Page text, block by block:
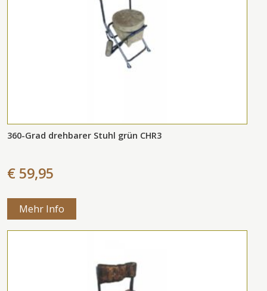
360-Grad drehbarer Stuhl grün CHR3
€ 59,95
Mehr Info